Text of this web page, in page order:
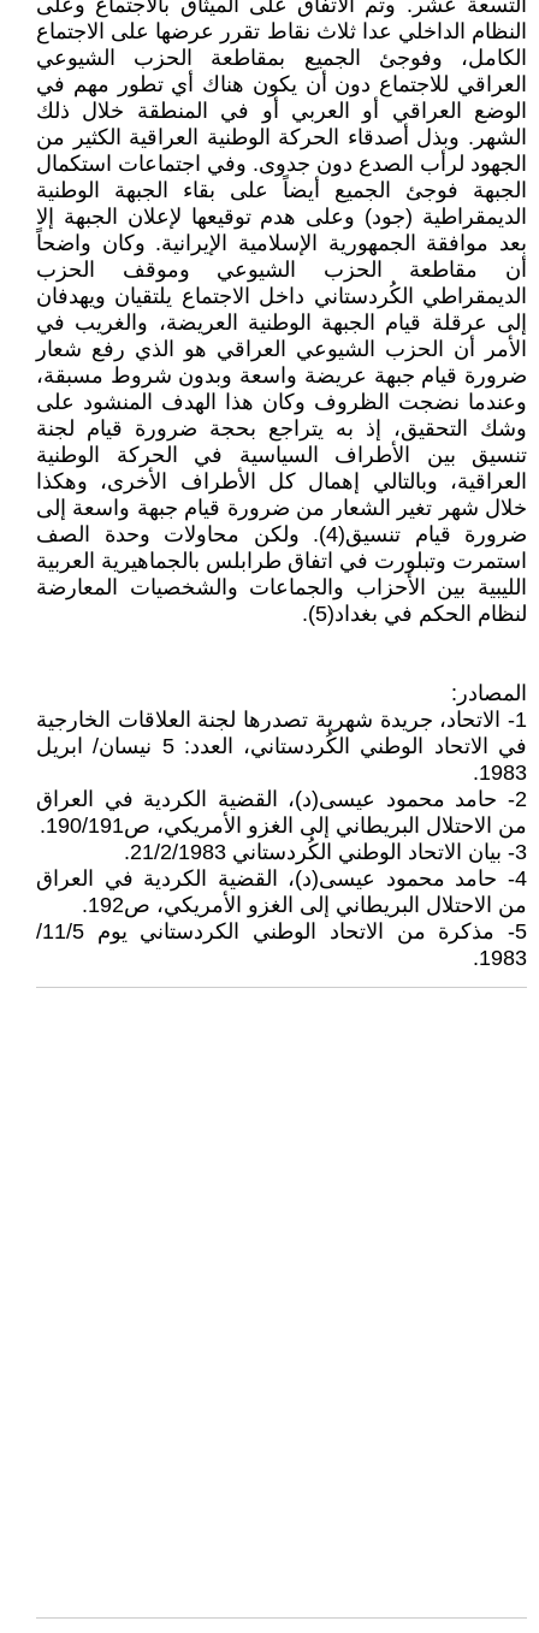
التسعة عشر. وتم الاتفاق على الميثاق بالاجتماع وعلى
النظام الداخلي عدا ثلاث نقاط تقرر عرضها على الاجتماع
الكامل، وفوجئ الجميع بمقاطعة الحزب الشيوعي
العراقي للاجتماع دون أن يكون هناك أي تطور مهم في
الوضع العراقي أو العربي أو في المنطقة خلال ذلك
الشهر. وبذل أصدقاء الحركة الوطنية العراقية الكثير من
الجهود لرأب الصدع دون جدوى. وفي اجتماعات استكمال
الجبهة فوجئ الجميع أيضاً على بقاء الجبهة الوطنية
الديمقراطية (جود) وعلى هدم توقيعها لإعلان الجبهة إلا
بعد موافقة الجمهورية الإسلامية الإيرانية. وكان واضحاً
أن مقاطعة الحزب الشيوعي وموقف الحزب
الديمقراطي الكُردستاني داخل الاجتماع يلتقيان ويهدفان
إلى عرقلة قيام الجبهة الوطنية العريضة، والغريب في
الأمر أن الحزب الشيوعي العراقي هو الذي رفع شعار
ضرورة قيام جبهة عريضة واسعة وبدون شروط مسبقة،
وعندما نضجت الظروف وكان هذا الهدف المنشود على
وشك التحقيق، إذ به يتراجع بحجة ضرورة قيام لجنة
تنسيق بين الأطراف السياسية في الحركة الوطنية
العراقية، وبالتالي إهمال كل الأطراف الأخرى، وهكذا
خلال شهر تغير الشعار من ضرورة قيام جبهة واسعة إلى
ضرورة قيام تنسيق(4). ولكن محاولات وحدة الصف
استمرت وتبلورت في اتفاق طرابلس بالجماهيرية العربية
الليبية بين الأحزاب والجماعات والشخصيات المعارضة
لنظام الحكم في بغداد(5).
المصادر:
1- الاتحاد، جريدة شهرية تصدرها لجنة العلاقات الخارجية
في الاتحاد الوطني الكُردستاني، العدد: 5 نيسان/ ابريل
1983.
2- حامد محمود عيسى(د)، القضية الكردية في العراق
من الاحتلال البريطاني إلى الغزو الأمريكي، ص190/191.
3- بيان الاتحاد الوطني الكُردستاني 21/2/1983.
4- حامد محمود عيسى(د)، القضية الكردية في العراق
من الاحتلال البريطاني إلى الغزو الأمريكي، ص192.
5- مذكرة من الاتحاد الوطني الكردستاني يوم 11/5/
1983.